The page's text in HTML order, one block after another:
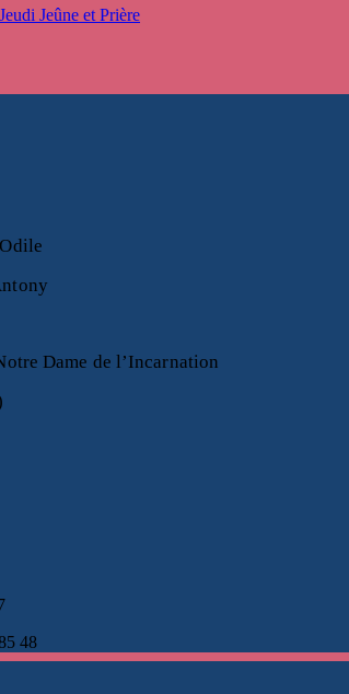
Jeûne et Prière
Dame de l’Incarnation
48